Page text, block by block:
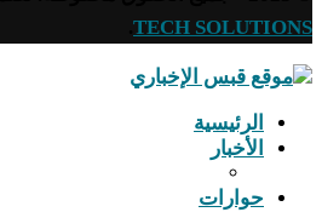
TECH SOLUTIONS
الرئيسية
الأخبار
حوارات